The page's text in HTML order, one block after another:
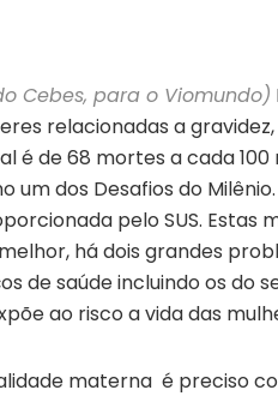
Cebes, para o Viomundo)
relacionadas a
é de 68 mortes a cada 100
um dos Desafios do
pelo SUS. Estas
há dois grandes
de saúde incluindo os do
ao risco a vida das
materna é preciso